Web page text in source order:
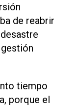
de reabrir
tiempo
porque el